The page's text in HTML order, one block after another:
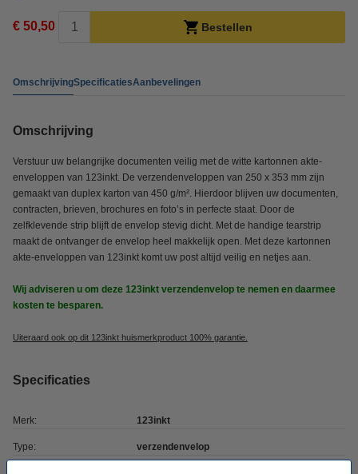
€ 50,50 Bestellen
OmschrijvingSpecificatiesAanbevelingen
Omschrijving
Verstuur uw belangrijke documenten veilig met de witte kartonnen akte-
enveloppen van 123inkt. De verzendenveloppen van 250 x 353 mm zijn
gemaakt van duplex karton van 450 g/m². Hierdoor blijven uw documenten,
contracten, brieven, brochures en foto’s in perfecte staat. Door de
zelfklevende strip blijft de envelop stevig dicht. Met de handige tearstrip
maakt de ontvanger de envelop heel makkelijk open. Met deze kartonnen
akte-enveloppen van 123inkt komt uw post altijd veilig en netjes aan.
Wij adviseren u om deze 123inkt verzendenvelop te nemen en daarmee
kosten te besparen.
Uiteraard ook op dit 123inkt huismerkproduct 100% garantie.
Specificaties
Merk: 123inkt
Type: verzendenvelop